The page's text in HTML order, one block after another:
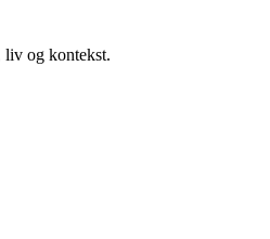
liv og kontekst.